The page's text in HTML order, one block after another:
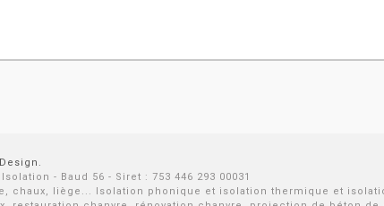
- Baud 56 - Siret : 753 446 293 00031
chaux, liège... Isolation phonique et isolation thermique et